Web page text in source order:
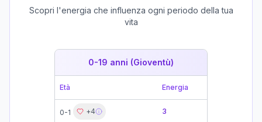
Scopri l'energia che influenza ogni periodo della tua
vita
0-19 anni (Gioventù)
Età Energia
0-1 +4 3